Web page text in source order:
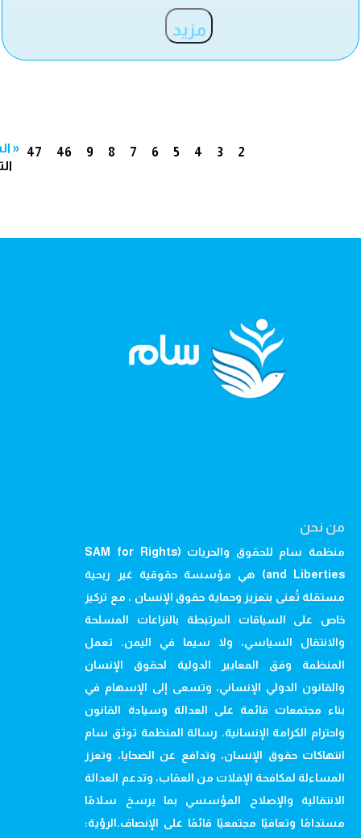
مزيد
« 2
3
4
5
6
7
8
9
46
47
من نحن
منظمة سام للحقوق والحريات (SAM for Rights
and Liberties) هي مؤسسة حقوقية غير ربحية
مستقلة تُعنى بتعزيز وحماية حقوق الإنسان ، مع تركيز
خاص على السياقات المرتبطة بالنزاعات المسلحة
والانتقال السياسي، ولا سيما في اليمن. تعمل
المنظمة وفق المعايير الدولية لحقوق الإنسان
والقانون الدولي الإنساني، وتسعى إلى الإسهام في
بناء مجتمعات قائمة على العدالة وسيادة القانون
واحترام الكرامة الإنسانية. رسالة المنظمة توثق سام
انتهاكات حقوق الإنسان، وتدافع عن الضحايا، وتعزز
المساءلة لمكافحة الإفلات من العقاب، وتدعم العدالة
الانتقالية والإصلاح المؤسسي بما يرسخ سلامًا
مستدامًا وتعافيًا مجتمعيًا قائمًا على الإنصاف.الرؤية: